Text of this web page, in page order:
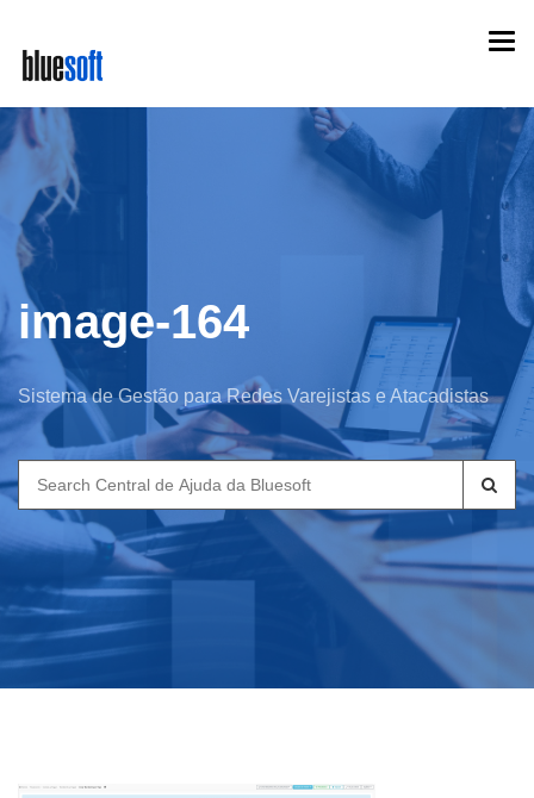
main
content
image-164
Sistema de Gestão para Redes Varejistas e Atacadistas
Search
for: